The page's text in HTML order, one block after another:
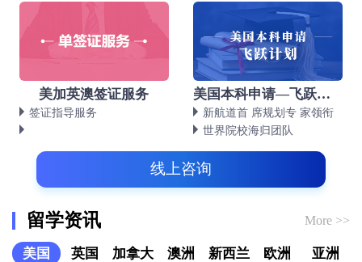
美加英澳签证服务
签证指导服务
美国本科申请—飞跃计划
新航道首 席规划专 家领衔
世界院校海归团队
线上咨询
留学资讯 More >>
美国 英国 加拿大 澳洲 新西兰 欧洲 亚洲